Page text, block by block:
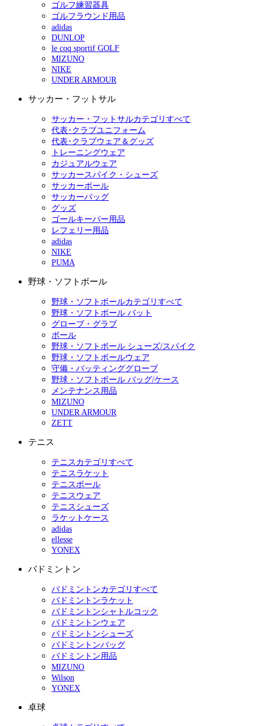
ゴルフ練習器具
ゴルフラウンド用品
adidas
DUNLOP
le coq sportif GOLF
MIZUNO
NIKE
UNDER ARMOUR
サッカー・フットサル
サッカー・フットサルカテゴリすべて
代表･クラブユニフォーム
代表･クラブウェア＆グッズ
トレーニングウェア
カジュアルウェア
サッカースパイク・シューズ
サッカーボール
サッカーバッグ
グッズ
ゴールキーパー用品
レフェリー用品
adidas
NIKE
PUMA
野球・ソフトボール
野球・ソフトボールカテゴリすべて
野球・ソフトボール バット
グローブ・グラブ
ボール
野球・ソフトボール シューズ/スパイク
野球・ソフトボールウェア
守備・バッティンググローブ
野球・ソフトボール バッグ/ケース
メンテナンス用品
MIZUNO
UNDER ARMOUR
ZETT
テニス
テニスカテゴリすべて
テニスラケット
テニスボール
テニスウェア
テニスシューズ
ラケットケース
adidas
ellesse
YONEX
バドミントン
バドミントンカテゴリすべて
バドミントンラケット
バドミントンシャトルコック
バドミントンウェア
バドミントンシューズ
バドミントンバッグ
バドミントン用品
MIZUNO
Wilson
YONEX
卓球